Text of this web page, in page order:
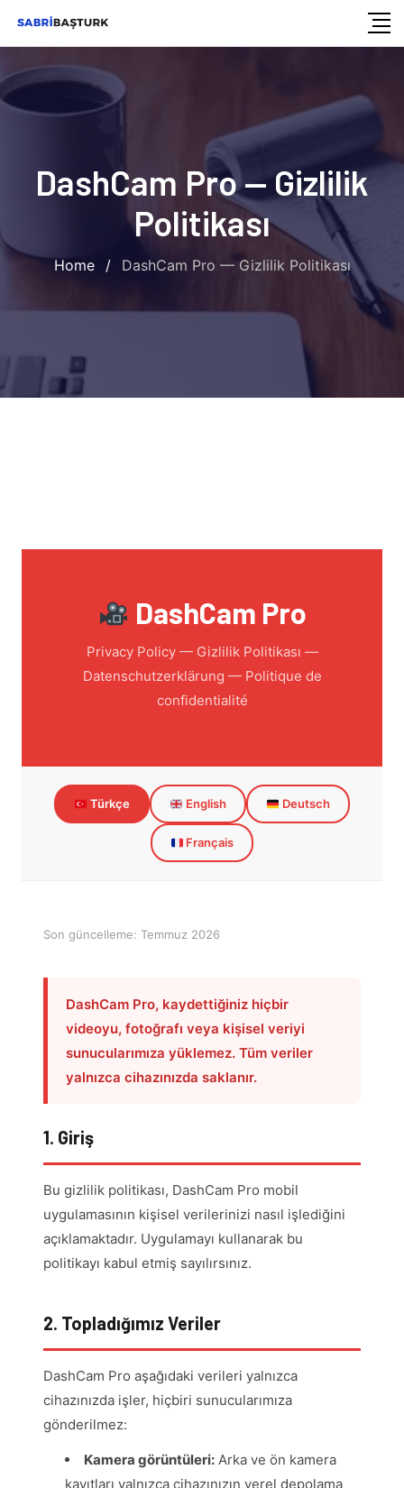
DashCam Pro — Gizlilik
Politikası
Home / DashCam Pro — Gizlilik Politikası
DashCam Pro
Privacy Policy — Gizlilik Politikası —
Datenschutzerklärung — Politique de
confidentialité
Türkçe English Deutsch
Français
Son güncelleme: Temmuz 2026
DashCam Pro, kaydettiğiniz hiçbir
videoyu, fotoğrafı veya kişisel veriyi
sunucularımıza yüklemez. Tüm veriler
yalnızca cihazınızda saklanır.
1. Giriş
Bu gizlilik politikası, DashCam Pro mobil
uygulamasının kişisel verilerinizi nasıl işlediğini
açıklamaktadır. Uygulamayı kullanarak bu
politikayı kabul etmiş sayılırsınız.
2. Topladığımız Veriler
DashCam Pro aşağıdaki verileri yalnızca
cihazınızda işler, hiçbiri sunucularımıza
gönderilmez:
Kamera görüntüleri: Arka ve ön kamera
kayıtları yalnızca cihazınızın yerel depolama